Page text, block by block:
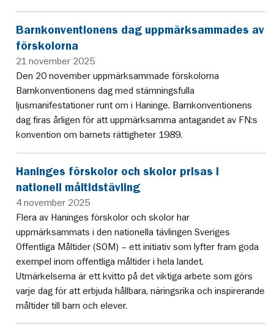
Barnkonventionens dag uppmärksammades av
förskolorna
21 november 2025
Den 20 november uppmärksammade förskolorna
Barnkonventionens dag med stämningsfulla
ljusmanifestationer runt om i Haninge. Barnkonventionens
dag firas årligen för att uppmärksamma antagandet av FN:s
konvention om barnets rättigheter 1989.
Haninges förskolor och skolor prisas i
nationell måltidstävling
4 november 2025
Flera av Haninges förskolor och skolor har
uppmärksammats i den nationella tävlingen Sveriges
Offentliga Måltider (SOM) – ett initiativ som lyfter fram goda
exempel inom offentliga måltider i hela landet.
Utmärkelserna är ett kvitto på det viktiga arbete som görs
varje dag för att erbjuda hållbara, näringsrika och inspirerande
måltider till barn och elever.